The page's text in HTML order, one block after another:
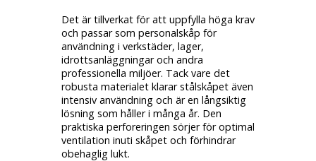
Det är tillverkat för att uppfylla höga krav
och passar som personalskåp för
användning i verkstäder, lager,
idrottsanläggningar och andra
professionella miljöer. Tack vare det
robusta materialet klarar stålskåpet även
intensiv användning och är en långsiktig
lösning som håller i många år. Den
praktiska perforeringen sörjer för optimal
ventilation inuti skåpet och förhindrar
obehaglig lukt.